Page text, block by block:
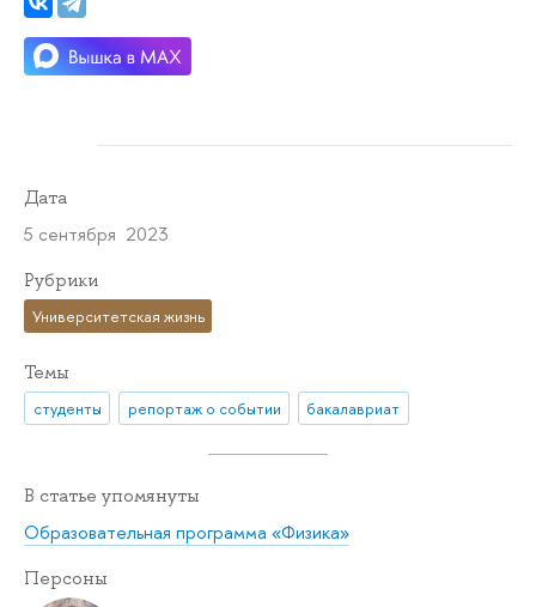
Дата
5 сентября 2023
Рубрики
Университетская жизнь
Темы
студенты репортаж о событии бакалавриат
В статье упомянуты
Образовательная программа «Физика»
Персоны